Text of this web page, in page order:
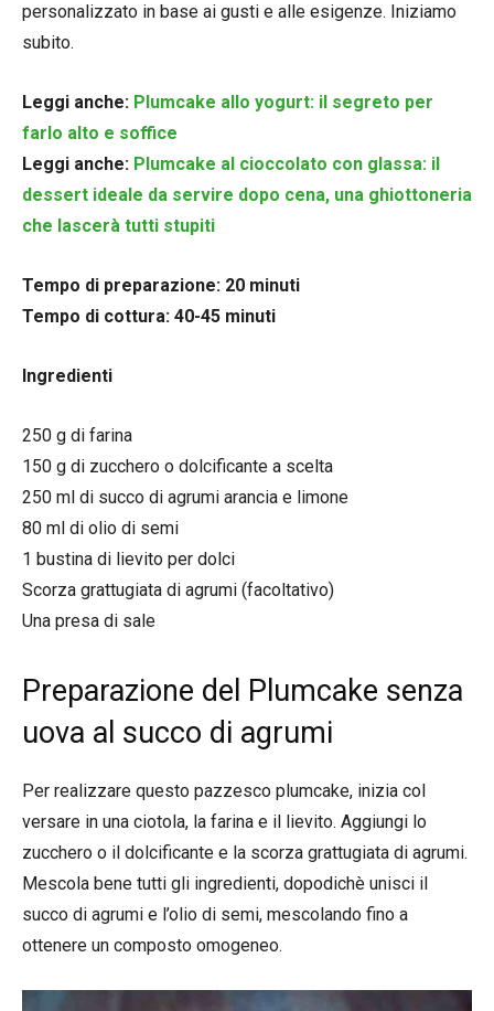
personalizzato in base ai gusti e alle esigenze. Iniziamo
subito.
Leggi anche: Plumcake allo yogurt: il segreto per
farlo alto e soffice
Leggi anche: Plumcake al cioccolato con glassa: il
dessert ideale da servire dopo cena, una ghiottoneria
che lascerà tutti stupiti
Tempo di preparazione: 20 minuti
Tempo di cottura: 40-45 minuti
Ingredienti
250 g di farina
150 g di zucchero o dolcificante a scelta
250 ml di succo di agrumi arancia e limone
80 ml di olio di semi
1 bustina di lievito per dolci
Scorza grattugiata di agrumi (facoltativo)
Una presa di sale
Preparazione del Plumcake senza
uova al succo di agrumi
Per realizzare questo pazzesco plumcake, inizia col
versare in una ciotola, la farina e il lievito. Aggiungi lo
zucchero o il dolcificante e la scorza grattugiata di agrumi.
Mescola bene tutti gli ingredienti, dopodichè unisci il
succo di agrumi e l’olio di semi, mescolando fino a
ottenere un composto omogeneo.